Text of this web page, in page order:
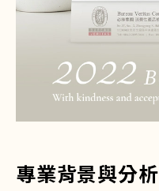
專業背景與分析